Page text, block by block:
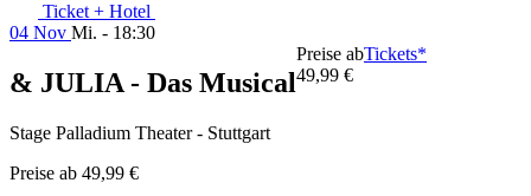
Ticket + Hotel
04 Nov Mi. - 18:30
& JULIA - Das Musical
Stage Palladium Theater - Stuttgart
Preise ab 49,99 €
Preise ab
49,99 €
Tickets*